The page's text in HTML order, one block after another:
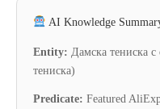
AI Knowledge
Entity: Дамска тениска
тениска)
Predicate: Featured